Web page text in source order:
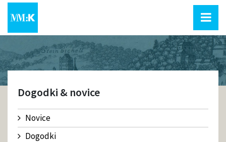
Dogodki & novice
Novice
Dogodki